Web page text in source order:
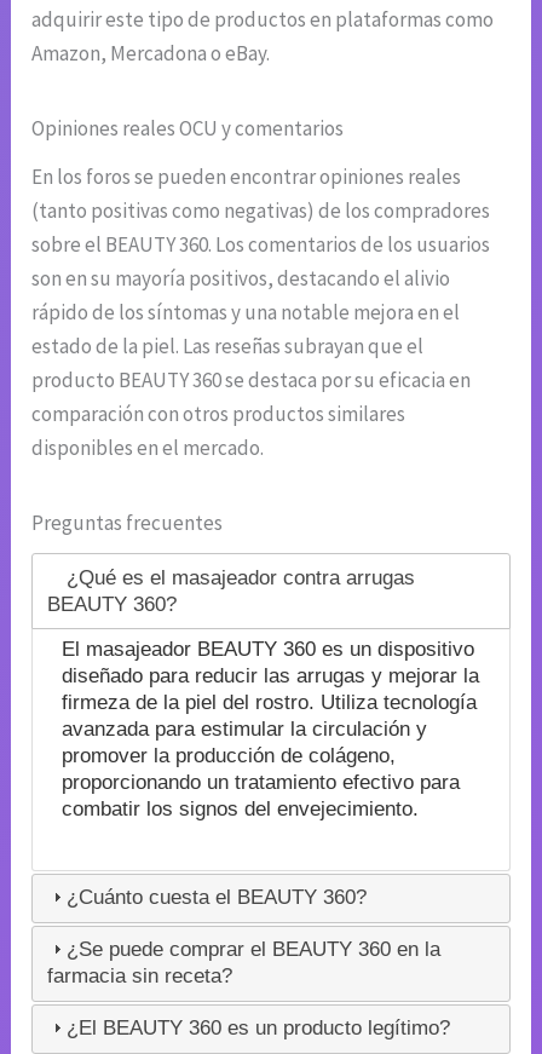
adquirir este tipo de productos en plataformas como
Amazon, Mercadona o eBay.
Opiniones reales OCU y comentarios
En los foros se pueden encontrar opiniones reales
(tanto positivas como negativas) de los compradores
sobre el BEAUTY 360. Los comentarios de los usuarios
son en su mayoría positivos, destacando el alivio
rápido de los síntomas y una notable mejora en el
estado de la piel. Las reseñas subrayan que el
producto BEAUTY 360 se destaca por su eficacia en
comparación con otros productos similares
disponibles en el mercado.
Preguntas frecuentes
¿Qué es el masajeador contra arrugas
BEAUTY 360?
El masajeador BEAUTY 360 es un dispositivo
diseñado para reducir las arrugas y mejorar la
firmeza de la piel del rostro. Utiliza tecnología
avanzada para estimular la circulación y
promover la producción de colágeno,
proporcionando un tratamiento efectivo para
combatir los signos del envejecimiento.
¿Cuánto cuesta el BEAUTY 360?
¿Se puede comprar el BEAUTY 360 en la
farmacia sin receta?
¿El BEAUTY 360 es un producto legítimo?